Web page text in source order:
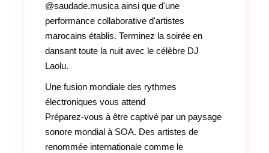
@saudade.musica ainsi que d'une
performance collaborative d'artistes
marocains établis. Terminez la soirée en
dansant toute la nuit avec le célèbre DJ
Laolu.
Une fusion mondiale des rythmes
électroniques vous attend
Préparez-vous à être captivé par un paysage
sonore mondial à SOA. Des artistes de
renommée internationale comme le